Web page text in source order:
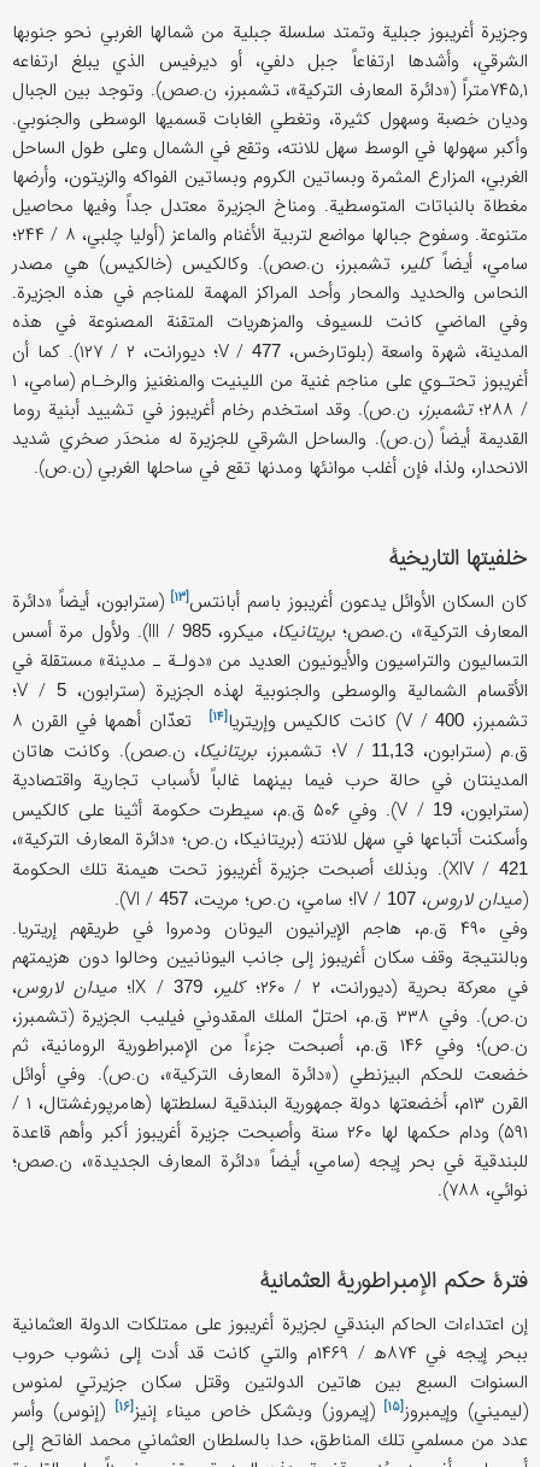
وجزيرة أغريبوز جبلية وتمتد سلسلة جبلية من شمالها الغربي نحو جنوبها
الشرقي، وأشدها ارتفاعاً جبل دلفي، أو ديرفيس الذي يبلغ ارتفاعه
۷۴۵,۱متراً («دائرة المعارف التركية»، تشمبرز، ن.صص). وتوجد بين الجبال
وديان خصبة وسهول كثيرة، وتغطي الغابات قسميها الوسطى والجنوبي.
وأكبر سهولها في الوسط سهل للانته، وتقع في الشمال وعلى طول الساحل
الغربي، المزارع المثمرة وبساتين الكروم وبساتين الفواكه والزيتون، وأرضها
مغطاة بالنباتات المتوسطية. ومناخ الجزيرة معتدل جداً وفيها محاصيل
متنوعة. وسفوح جبالها مواضع لتربية الأغنام والماعز (أوليا چلبي، ۸ / ۲۴۴؛
سامي، أيضاً كلير، تشمبرز، ن.صص). وكالكيس (خالكيس) هي مصدر
النحاس والحديد والمحار وأحد المراكز المهمة للمناجم في هذه الجزيرة.
وفي الماضي كانت للسيوف والمزهريات المتقنة المصنوعة في هذه
المدينة، شهرة واسعة (بلوتارخس، V / 477
؛ ديورانت، ۲ / ۱۲۷). كما أن
أغريبوز تحتـوي على مناجم غنية من اللينيت والمنغنيز والرخـام (سامي، ۱
/ ۲۸۸؛
تشمبرز، ن.ص). وقد استخدم رخام أغريبوز في تشييد أبنية روما
القديمة أيضاً (ن.ص). والساحل الشرقي للجزيرة له منحدَر صخري شديد
الانحدار، ولذا، فإن أغلب موانئها ومدنها تقع في ساحلها الغربي (ن.ص).
خلفيتها التاريخية
كان السكان الأوائل يدعون أغريبوز باسم أبانتس[۱۳]
(سترابون، أيضاً «دائرة
المعارف التركية»، ن.صص؛بريتانيكا، ميكرو، III / 985
). ولأول مرة أسس
التساليون والتراسيون والأيونيون العديد من «دولـة ـ مدينة» مستقلة في
الأقسام الشمالية والوسطى والجنوبية لهذه الجزيرة (سترابون، V /5
؛
تشمبرز، V / 400 ) كانت كالكيس وإريتريا[۱۴]
تعدّان أهمها في القرن ۸
ق.م (سترابون، V / 11,13 ؛ تشمبرز، بريتانيكا، ن.صص). وكانت هاتان
المدينتان في حالة حرب فيما بينهما غالباً لأسباب تجارية واقتصادية
(سترابون، V /19
). وفي ۵۰۶ ق.م، سيطرت حكومة أثينا على كالكيس
وأسكنت أتباعها في سهل للانته (بريتانيكا، ن.ص؛ «دائرة المعارف التركية»،
XIV /421
). وبذلك أصبحت جزيرة أغريبوز تحت هيمنة تلك الحكومة
(ميدان لاروس، IV / 107 ؛ سامي، ن.ص؛ مريت، VI / 457
).
وفي ۴۹۰ ق.م، هاجم الإيرانيون اليونان ودمروا في طريقهم إريتريا.
وبالنتيجة وقف سكان أغريبوز إلى جانب اليونانيين وحالوا دون هزيمتهم
في معركة بحرية (ديورانت، ۲ / ۲۶۰؛
كلير، IX / 379 ؛ميدان لاروس،
ن.ص). وفي ۳۳۸ ق.م، احتلّ الملك المقدوني فيليب الجزيرة (تشمبرز،
ن.ص)؛ وفي ۱۴۶ ق.م، أصبحت جزءاً من الإمبراطورية الرومانية، ثم
خضعت للحكم البيزنطي («دائرة المعارف التركية»، ن.ص). وفي أوائل
القرن ۱۳م، أخضعتها دولة جمهورية البندقية لسلطتها (هامرپورغشتال، ۱ /
۵۹۱) ودام حكمها لها ۲۶۰ سنة وأصبحت جزيرة أغريبوز أكبر وأهم قاعدة
للبندقية في بحر إيجه (سامي، أيضاً «دائرة المعارف الجديدة»، ن.صص؛
نوائي، ۷۸۸).
فترة حكم الإمبراطورية العثمانية
إن اعتداءات الحاكم البندقي لجزيرة أغريبوز على ممتلكات الدولة العثمانية
ببحر إيجه في ۸۷۴ه‍ / ۱۴۶۹م والتي كانت قد أدت إلى نشوب حروب
السنوات السبع بين هاتين الدولتين وقتل سكان جزيرتي لمنوس
(ليميني) وإيمبروز[۱۵] (إيمروز) وبشكل خاص ميناء إنيز[۱۶]
(إنوس) وأسر
عدد من مسلمي تلك المناطق، حدا بالسلطان العثماني محمد الفاتح إلى